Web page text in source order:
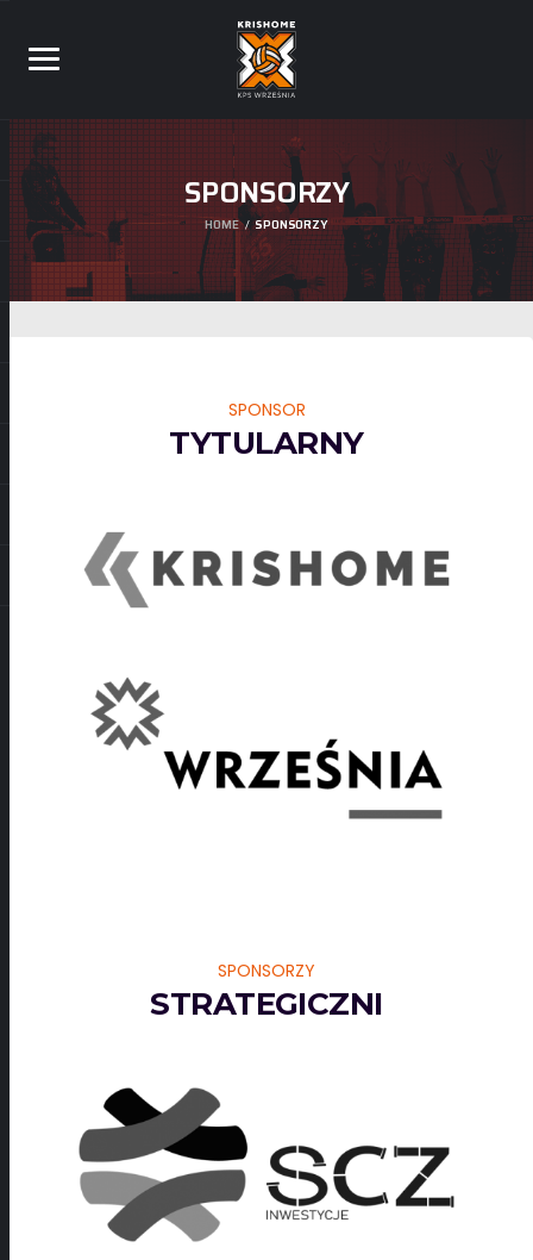
SPONSORZY
HOME SPONSORZY
SPONSOR
TYTULARNY
SPONSORZY
STRATEGICZNI